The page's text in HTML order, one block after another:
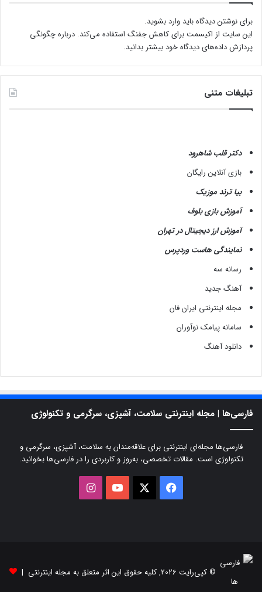
برای نوشتن دیدگاه باید وارد بشوید.
این سایت از اکیسمت برای کاهش جفنگ استفاده می‌کند. درباره چگونگی
پردازش داده‌های دیدگاه خود بیشتر بدانید.
تبلیغات متنی
دکتر قلب شاهرود
بازی آنلاین رایگان
بیا ترند موزیک
آموزش بازی بلوف
آموزش ارز دیجیتال در تهران
نمایندگی هاست وردپرس
رسانه سه
آهنگ جدید
مجله اینترنتی ایران فان
سامانه پیامک نوآوران
دانلود آهنگ
فارسی‌ها | مجله اینترنتی سلامت، آشپزی، سرگرمی و تکنولوژی
فارسی‌ها مجله‌ای اینترنتی برای علاقه‌مندان به سلامت، آشپزی، سرگرمی و
تکنولوژی است. مقالات تخصصی، به‌روز و کاربردی را در فارسی‌ها بخوانید.
فیسبوک یوتیوب
© کپی‌رایت 2026, کلیه حقوق این اثر متعلق به مجله اینترنتی |